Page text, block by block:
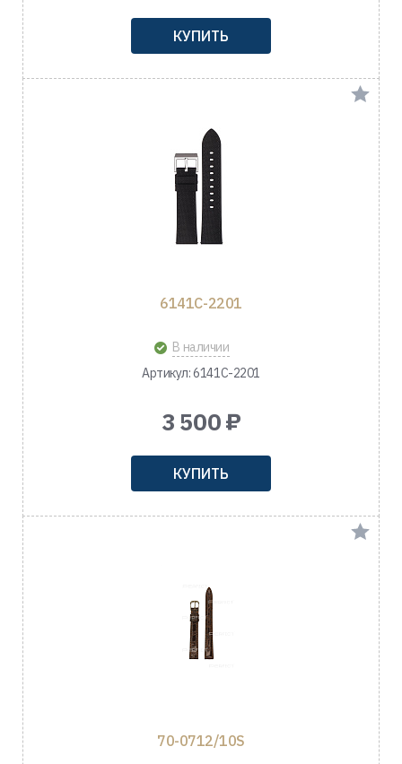
КУПИТЬ
6141C-2201
В наличии
Артикул: 6141C-2201
3 500 ₽
КУПИТЬ
70-0712/10S